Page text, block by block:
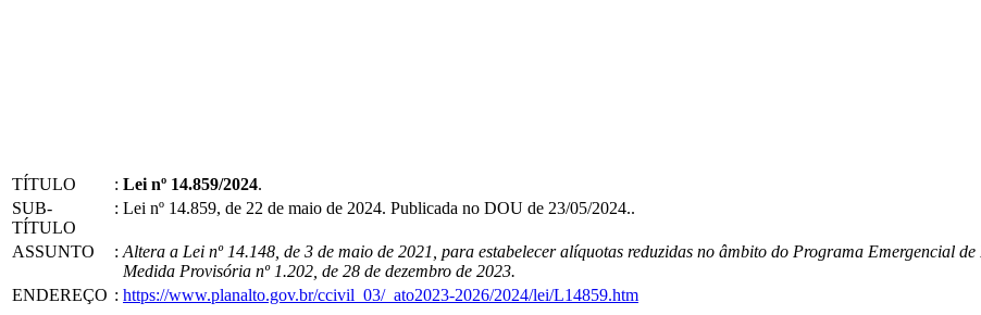
TÍTULO : Lei nº 14.859/2024.
SUB-
TÍTULO
: Lei nº 14.859, de 22 de maio de 2024. Publicada no DOU de 23/05/2024..
ASSUNTO : Altera a Lei nº 14.148, de 3 de maio de 2021, para estabelecer alíquotas reduzidas no âmbito do Programa Emergencial
Medida Provisória nº 1.202, de 28 de dezembro de 2023.
ENDEREÇO : https://www.planalto.gov.br/ccivil_03/_ato2023-2026/2024/lei/L14859.htm